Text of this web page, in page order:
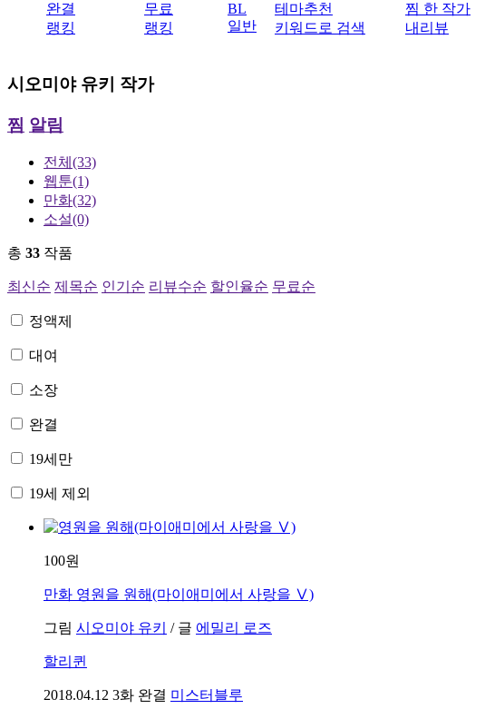
완결
랭킹
무료
랭킹
BL
일반
테마추천
키워드로 검색
찜 한 작가
내리뷰
시오미야 유키 작가
찜 알림
전체 (33)
웹툰(1)
만화(32)
소설(0)
총 33 작품
최신순 제목순 인기순 리뷰수순 할인율순 무료순
정액제
대여
소장
완결
19세만
19세 제외
100원
만화 영원을 원해(마이애미에서 사랑을 Ⅴ)
그림 시오미야 유키 / 글 에밀리 로즈
할리퀸
2018.04.12 3화 완결 미스터블루